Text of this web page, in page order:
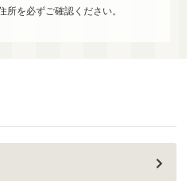
を必ずご確認ください。